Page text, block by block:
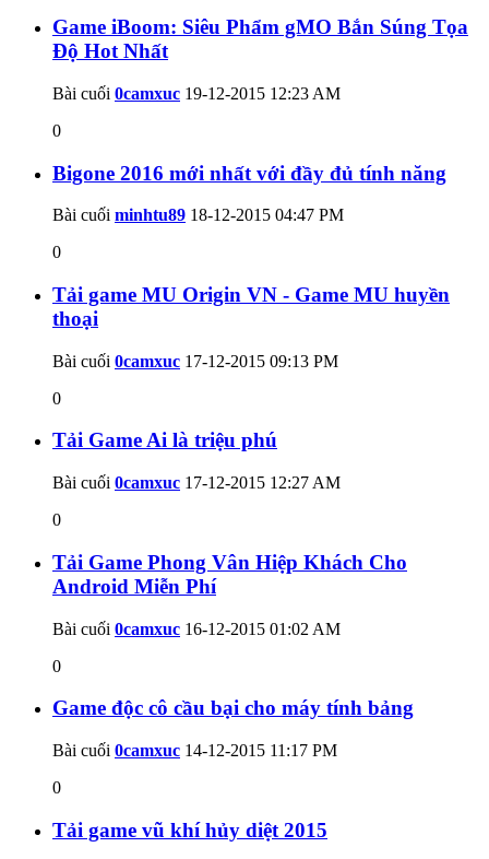
Game iBoom: Siêu Phẩm gMO Bắn Súng Tọa
Độ Hot Nhất
Bài cuối 0camxuc 19-12-2015 12:23 AM
0
Bigone 2016 mới nhất với đầy đủ tính năng
Bài cuối minhtu89 18-12-2015 04:47 PM
0
Tải game MU Origin VN - Game MU huyền
thoại
Bài cuối 0camxuc 17-12-2015 09:13 PM
0
Tải Game Ai là triệu phú
Bài cuối 0camxuc 17-12-2015 12:27 AM
0
Tải Game Phong Vân Hiệp Khách Cho
Android Miễn Phí
Bài cuối 0camxuc 16-12-2015 01:02 AM
0
Game độc cô cầu bại cho máy tính bảng
Bài cuối 0camxuc 14-12-2015 11:17 PM
0
Tải game vũ khí hủy diệt 2015